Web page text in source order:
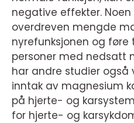
negative effekter.
overdreven mengde
nyrefunksjonen og føre
personer med nedsatt
har andre studier
inntak av magnesium
på hjerte- og
for hjerte- og